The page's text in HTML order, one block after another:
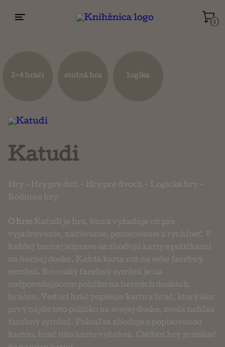
0
2-4 hráči stolná hra logika
Katudi
Hry - Hry pre deti - Hry pre dvoch - Logické hry -
Rodinné hry
O hre: Katudi je hra, ktorá vyžaduje cit pre
vyjadrovanie, načúvanie, pozorovanie a rýchlosť. V
každej hernej súprave sa zhodujú karty s poličkami
na hernej doske. Každá karta má na sebe farebný
symbol. Rovnaký farebný symbol je na
zodpovedajúcom políčku na herných doskách
hráčov. Vedúci hráč popisuje kartu a hráč, ktorý ako
prvý nájde toto políčko na svojej doske, zvolá nahlas
farebný symbol. Pokiaľ sa zhoduje s popisovanou
kartou, hráč túto kartu vyhráva. Cieľom hry je získať